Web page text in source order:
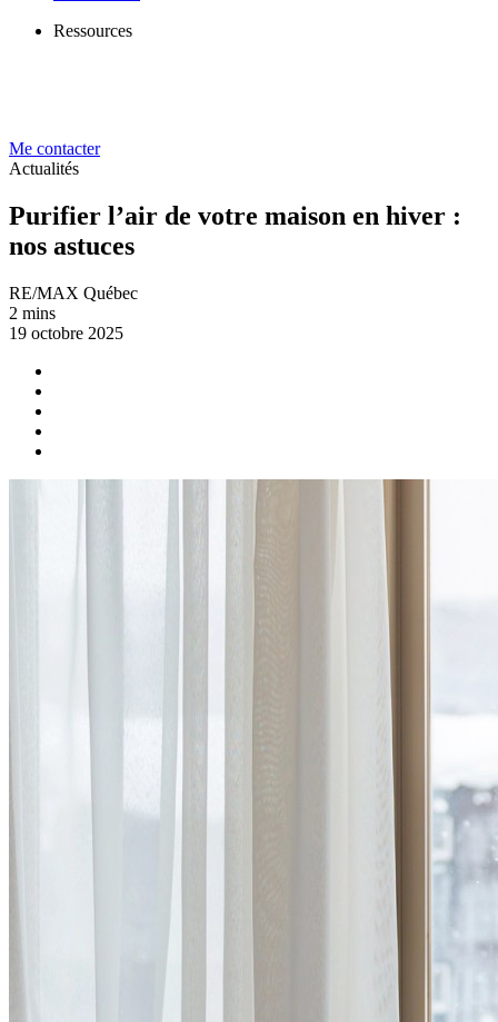
Ressources
Me contacter
Actualités
Purifier l’air de votre maison en hiver :
nos astuces
RE/MAX Québec
2 mins
19 octobre 2025